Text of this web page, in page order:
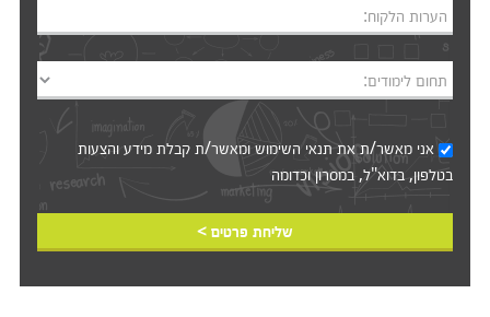
הערות הלקוח:
תחום לימודים:
אני מאשר/ת אתתנאי השימושומאשר/ת קבלת מידע והצעות
בטלפון, בדוא"ל, במסרון וכדומה‎‎
שליחת פרטים >